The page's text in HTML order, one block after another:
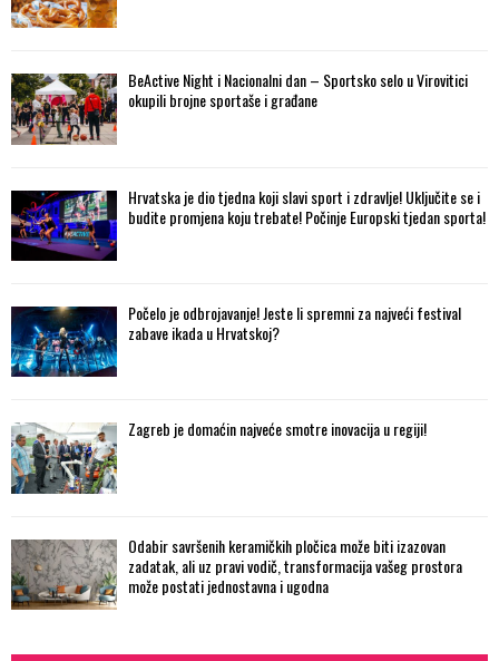
BeActive Night i Nacionalni dan – Sportsko selo u Virovitici
okupili brojne sportaše i građane
Hrvatska je dio tjedna koji slavi sport i zdravlje! Uključite se i
budite promjena koju trebate! Počinje Europski tjedan sporta!
Počelo je odbrojavanje! Jeste li spremni za najveći festival
zabave ikada u Hrvatskoj?
Zagreb je domaćin najveće smotre inovacija u regiji!
Odabir savršenih keramičkih pločica može biti izazovan
zadatak, ali uz pravi vodič, transformacija vašeg prostora
može postati jednostavna i ugodna